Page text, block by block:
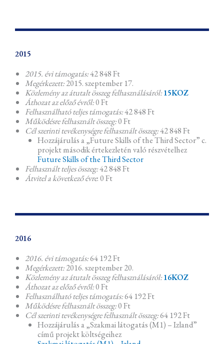
2015
2015. évi támogatás:42 848 Ft
Megérkezett:2015. szeptember 17.
Közlemény az átutalt összeg felhasználásáról:15KOZ
Áthozat az előző évről:0 Ft
Felhasználható teljes támogatás:42 848 Ft
Működésre felhasznált összeg:0 Ft
Cél szerinti tevékenységre felhasznált összeg:42 848 Ft
Hozzájárulás a „Future Skills of the Third Sector” c.
projekt második értekezletén való részvételhez
Future Skills of the Third Sector
Felhasznált teljes összeg:42 848 Ft
Átvitel a következő évre: 0 Ft
2016
2016. évi támogatás:64 192 Ft
Megérkezett:2016. szeptember 20.
Közlemény az átutalt összeg felhasználásáról:16KOZ
Áthozat az előző évről:0 Ft
Felhasználható teljes támogatás:64 192 Ft
Működésre felhasznált összeg:0 Ft
Cél szerinti tevékenységre felhasznált összeg:64 192 Ft
Hozzájárulás a „Szakmai látogatás (M1) – Izland”
című projekt költségeihez